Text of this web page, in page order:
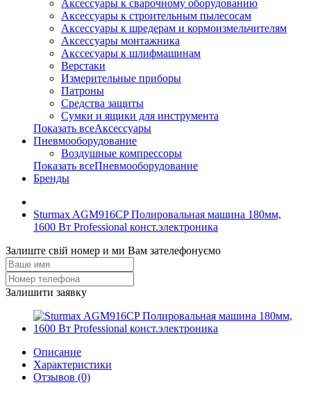
Аксессуары к сварочному оборудованию
Аксессуары к строительным пылесосам
Аксессуары к шредерам и кормоизмельчителям
Аксессуары монтажника
Акссесуары к шлифмашинам
Верстаки
Измерительные приборы
Патроны
Средства защиты
Сумки и ящики для инструмента
Показать всеАксессуары
Пневмооборудование
Воздушные компрессоры
Показать всеПневмооборудование
Бренды
Sturmax AGM916CP Полировальная машина 180мм,
1600 Вт Professional конст.электроника
Залиште свій номер и ми Вам зателефонуємо
Залишити заявку
Описание
Характеристики
Отзывов (0)